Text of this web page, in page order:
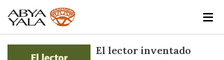
El lector inventado